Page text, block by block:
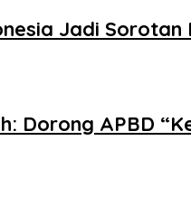
Jadi
Dorong APBD